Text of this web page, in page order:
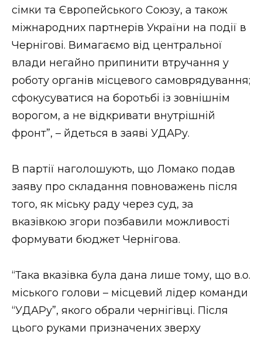
сімки та Європейського Союзу, а також
міжнародних партнерів України на події в
Чернігові. Вимагаємо від центральної
влади негайно припинити втручання у
роботу органів місцевого самоврядування;
сфокусуватися на боротьбі із зовнішнім
ворогом, а не відкривати внутрішній
фронт”, – йдеться в заяві УДАРу.
В партії наголошують, що Ломако подав
заяву про складання повноважень після
того, як міську раду через суд, за
вказівкою згори позбавили можливості
формувати бюджет Чернігова.
“Така вказівка була дана лише тому, що в.о.
міського голови – місцевий лідер команди
“УДАРу”, якого обрали чернігівці. Після
цього руками призначених зверху